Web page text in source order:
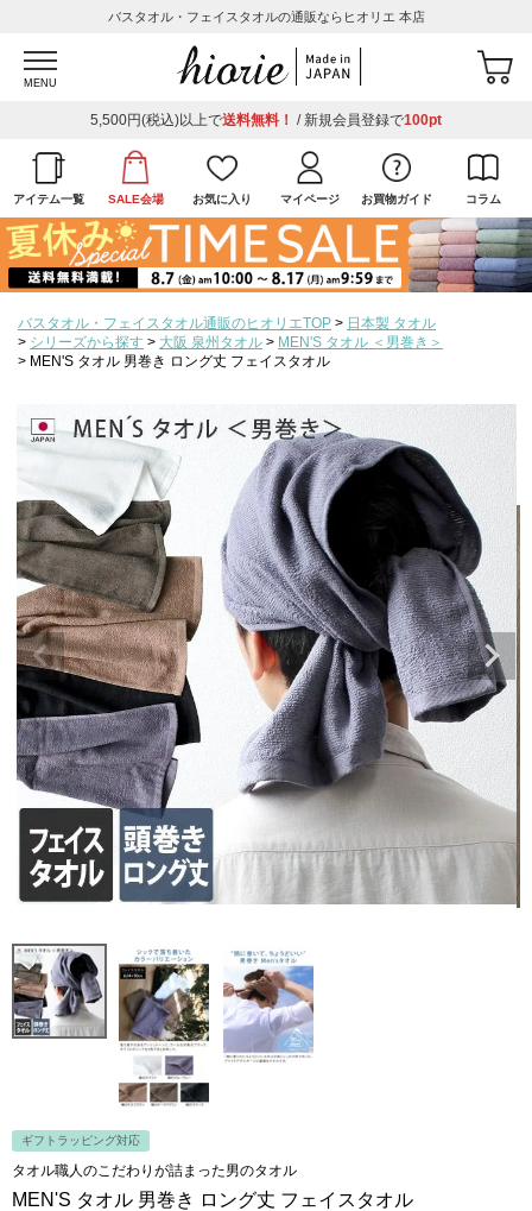
バスタオル・フェイスタオルの通販ならヒオリエ 本店
MENU
5,500円(税込)以上で送料無料！ / 新規会員登録で100pt
アイテム一覧 SALE会場 お気に入り マイページ お買物ガイド コラム
バスタオル・フェイスタオル通販のヒオリエTOP
日本製 タオル
シリーズから探す
大阪 泉州タオル
MEN'S タオル ＜男巻き＞
MEN'S タオル 男巻き ロング丈 フェイスタオル
ギフトラッピング対応
タオル職人のこだわりが詰まった男のタオル
MEN'S タオル 男巻き ロング丈 フェイスタオル